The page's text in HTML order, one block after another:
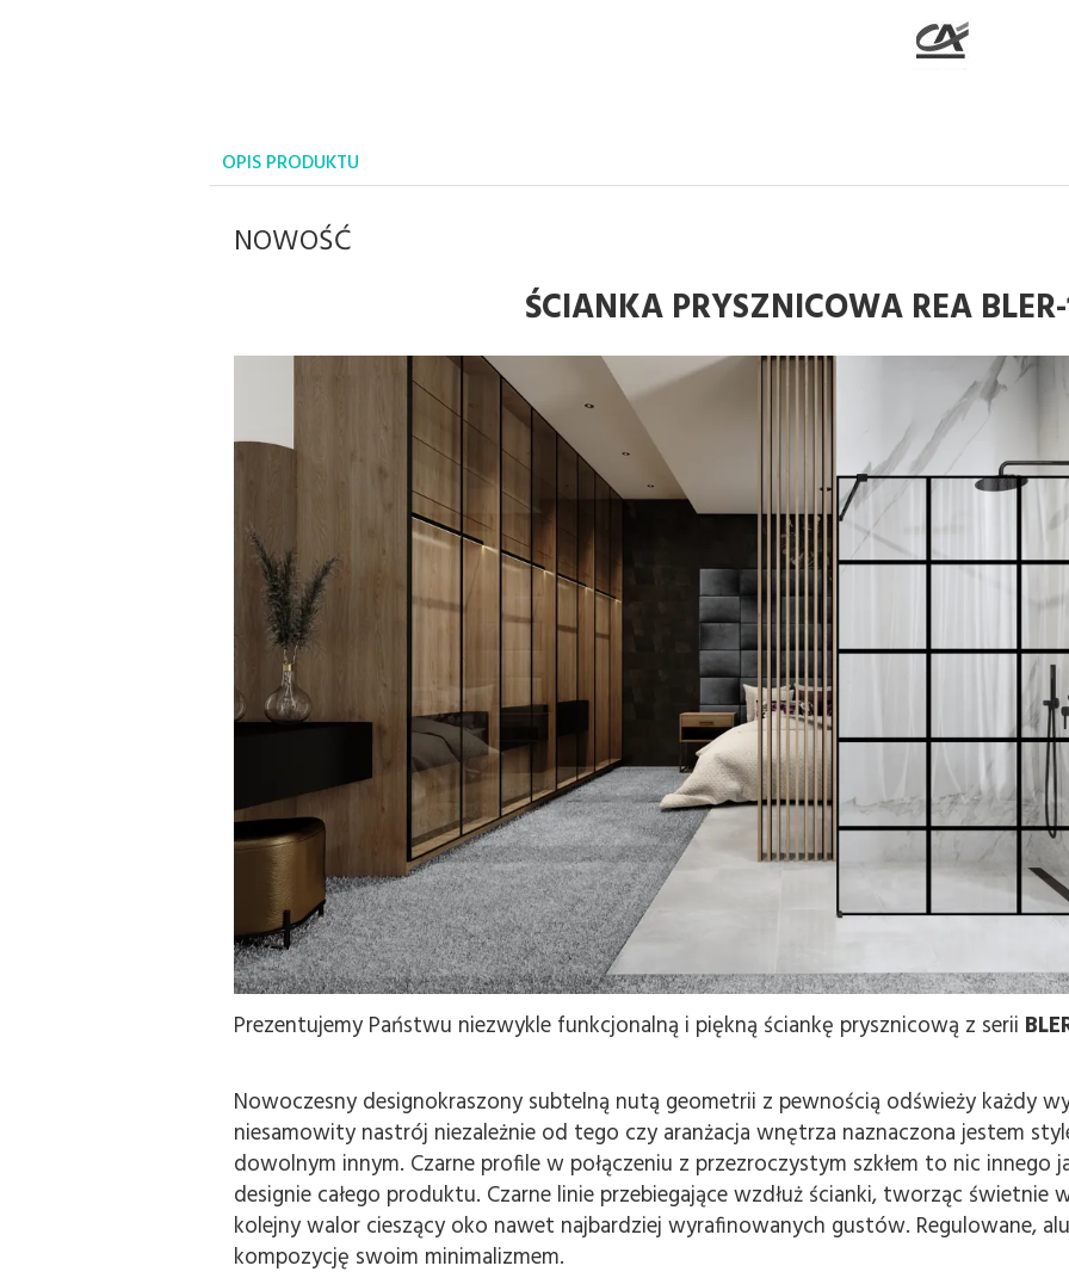
OPIS PRODUKTU
NOWOŚĆ
ŚCIANKA PRYSZNICOWA REA
Prezentujemy Państwu niezwykle funkcjonalną i piękną ściankę prysznicową z serii
Nowoczesny designokraszony subtelną nutą geometrii z pewnością odświeży każdy
niesamowity nastrój niezależnie od tego czy aranżacja wnętrza naznaczona jestem
dowolnym innym. Czarne profile w połączeniu z przezroczystym szkłem to nic
designie całego produktu. Czarne linie przebiegające wzdłuż ścianki, tworząc
kolejny walor cieszący oko nawet najbardziej wyrafinowanych gustów. Regulowane,
kompozycję swoim minimalizmem.